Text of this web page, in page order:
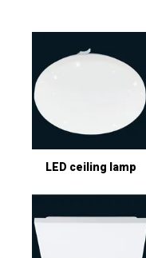
LED ceiling lamp